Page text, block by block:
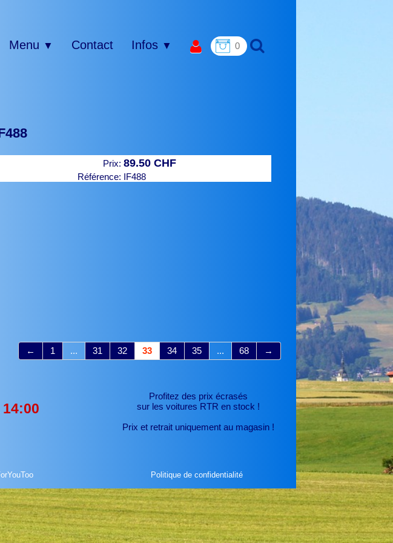
Menu ▼ Contact Infos ▼ 0
Prix: 89.50 CHF
Référence: IF488
← 1 ... 31 32 33 34 35 ... 68 →
Profitez des prix écrasés
sur les voitures RTR en stock !
Prix et retrait uniquement au magasin !
Politique de confidentialité